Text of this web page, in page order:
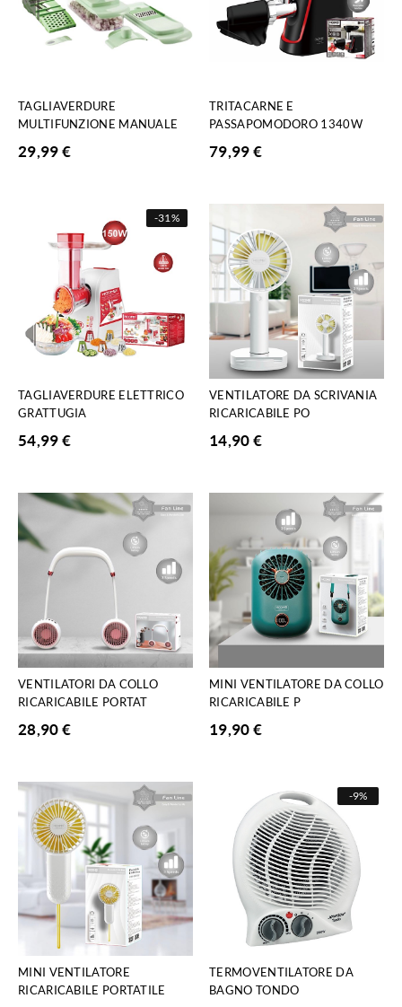
TAGLIAVERDURE
MULTIFUNZIONE MANUALE
29,99€
TRITACARNE E
PASSAPOMODORO 1340W
79,99€
-31%
TAGLIAVERDURE ELETTRICO
GRATTUGIA
54,99€
VENTILATORE DA SCRIVANIA
RICARICABILE PO
14,90€
VENTILATORI DA COLLO
RICARICABILE PORTAT
28,90€
MINI VENTILATORE DA COLLO
RICARICABILE P
19,90€
MINI VENTILATORE
RICARICABILE PORTATILE
-9%
TERMOVENTILATORE DA
BAGNO TONDO